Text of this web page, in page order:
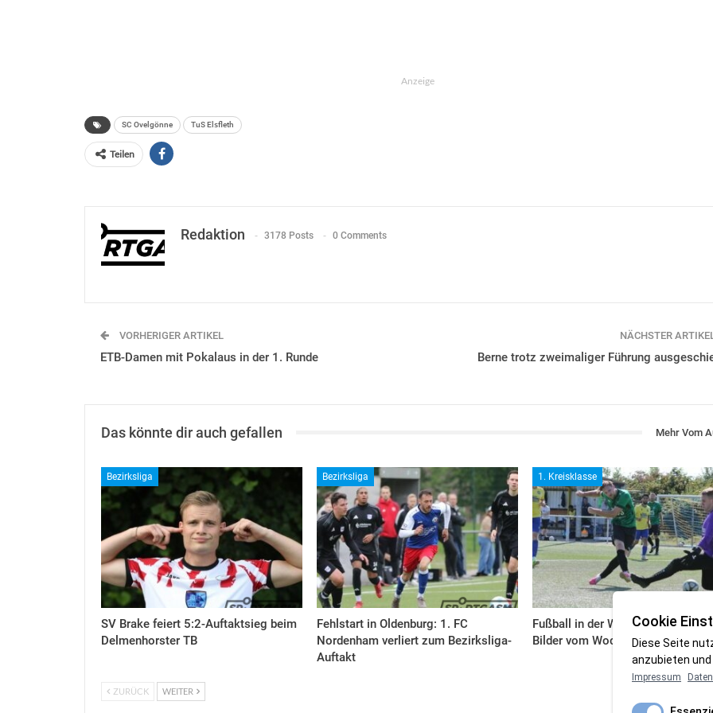
Anzeige
SC Ovelgönne TuS Elsfleth
Teilen
Redaktion 3178 Posts 0 Comments
VORHERIGER ARTIKEL
ETB-Damen mit Pokalaus in der 1. Runde
NÄCHSTER
Berne trotz zweimaliger Führung
Das könnte dir auch gefallen Mehr Vom
Bezirksliga
SV Brake feiert 5:2-Auftaktsieg beim
Delmenhorster TB
Bezirksliga
Fehlstart in Oldenburg: 1. FC
Nordenham verliert zum Bezirksliga-
Auftakt
1. Kreisklasse
Fußball in der Wesermarsch: Die
Bilder vom Wochenende
ZURÜCK WEITER
Cookie
Diese Seite
anzubieten
Impressum